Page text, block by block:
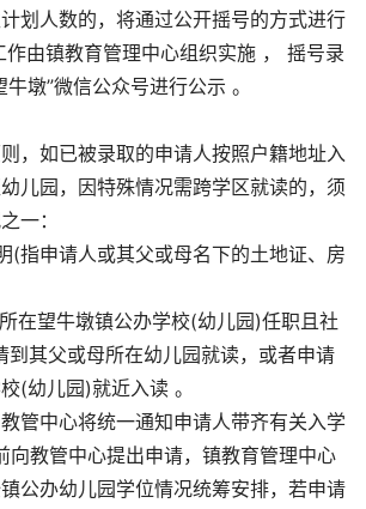
划人数的，将通过公开摇号的方式进行
由镇教育管理中心组织实施 ， 摇号录
墩”微信公众号进行公示 。
，如已被录取的申请人按照户籍地址入
儿园，因特殊情况需跨学区就读的，须
一：
(指申请人或其父或母名下的土地证、房
在望牛墩镇公办学校(幼儿园)任职且社
到其父或母所在幼儿园就读，或者申请
(幼儿园)就近入读 。
管中心将统一通知申请人带齐有关入学
向教管中心提出申请，镇教育管理中心
公办幼儿园学位情况统筹安排，若申请